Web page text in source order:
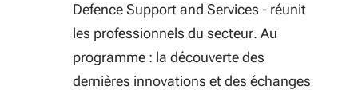
Defence Support and Services - réunit
les professionnels du secteur. Au
programme : la découverte des
dernières innovations et des échanges